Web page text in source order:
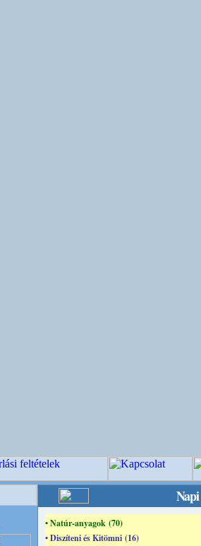
Napi
• Natúr-anyagok (70)
• Diszíteni és Kitömni (16)